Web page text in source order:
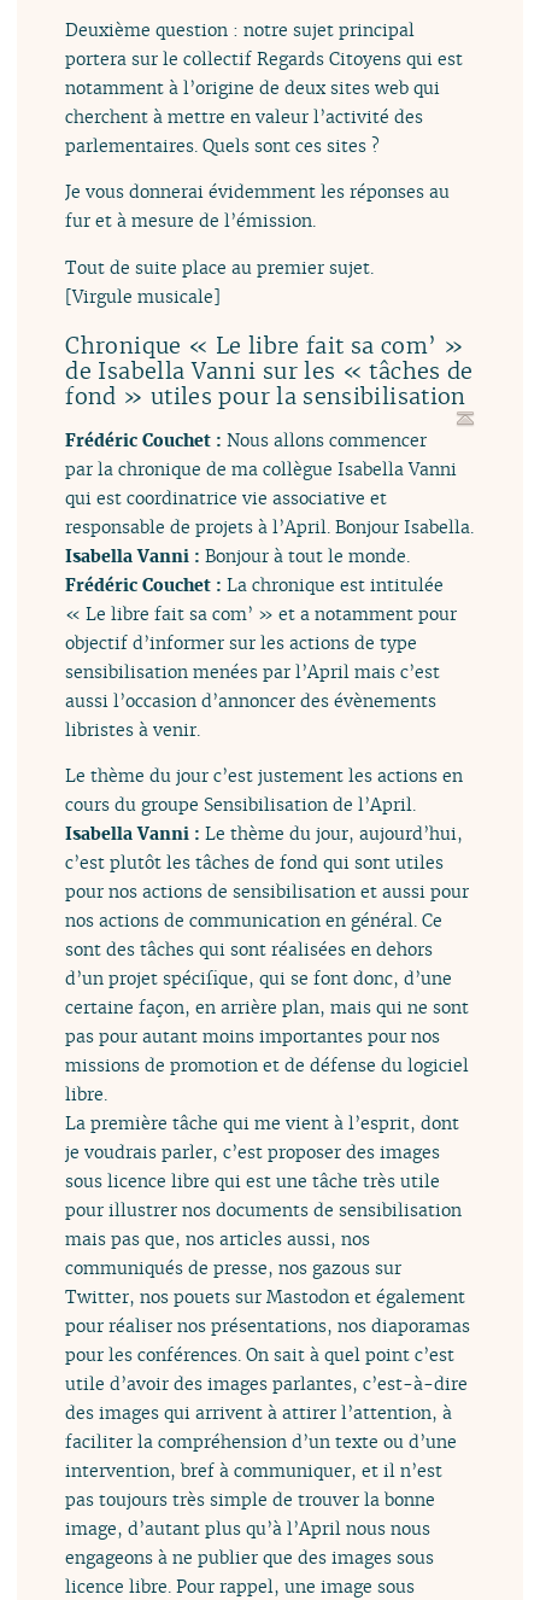
Deuxième question : notre sujet principal
portera sur le collectif Regards Citoyens qui est
notamment à l’origine de deux sites web qui
cherchent à mettre en valeur l’activité des
parlementaires. Quels sont ces sites ?
Je vous donnerai évidemment les réponses au
fur et à mesure de l’émission.
Tout de suite place au premier sujet.
[Virgule musicale]
Chronique « Le libre fait sa com’ »
de Isabella Vanni sur les « tâches de
fond » utiles pour la sensibilisation
Frédéric Couchet :Nous allons commencer
par la chronique de ma collègue Isabella Vanni
qui est coordinatrice vie associative et
responsable de projets à l’April. Bonjour Isabella.
Isabella Vanni :Bonjour à tout le monde.
Frédéric Couchet :La chronique est intitulée
« Le libre fait sa com’ » et a notamment pour
objectif d’informer sur les actions de type
sensibilisation menées par l’April mais c’est
aussi l’occasion d’annoncer des évènements
libristes à venir.
Le thème du jour c’est justement les actions en
cours du groupe Sensibilisation de l’April.
Isabella Vanni :Le thème du jour, aujourd’hui,
c’est plutôt les tâches de fond qui sont utiles
pour nos actions de sensibilisation et aussi pour
nos actions de communication en général. Ce
sont des tâches qui sont réalisées en dehors
d’un projet spécifique, qui se font donc, d’une
certaine façon, en arrière plan, mais qui ne sont
pas pour autant moins importantes pour nos
missions de promotion et de défense du logiciel
libre.
La première tâche qui me vient à l’esprit, dont
je voudrais parler, c’est proposer des images
sous licence libre qui est une tâche très utile
pour illustrer nos documents de sensibilisation
mais pas que, nos articles aussi, nos
communiqués de presse, nos gazous sur
Twitter, nos pouets sur Mastodon et également
pour réaliser nos présentations, nos diaporamas
pour les conférences. On sait à quel point c’est
utile d’avoir des images parlantes, c’est-à-dire
des images qui arrivent à attirer l’attention, à
faciliter la compréhension d’un texte ou d’une
intervention, bref à communiquer, et il n’est
pas toujours très simple de trouver la bonne
image, d’autant plus qu’à l’April nous nous
engageons à ne publier que des images sous
licence libre. Pour rappel, une image sous